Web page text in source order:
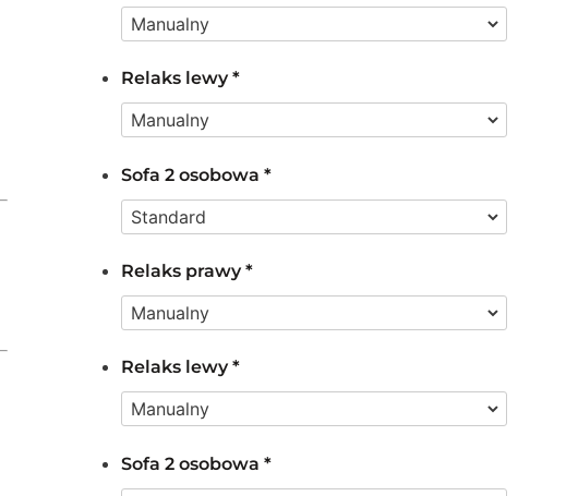
Relaks lewy*
Sofa 2 osobowa *
Relaks prawy*
Relaks lewy*
Sofa 2 osobowa *